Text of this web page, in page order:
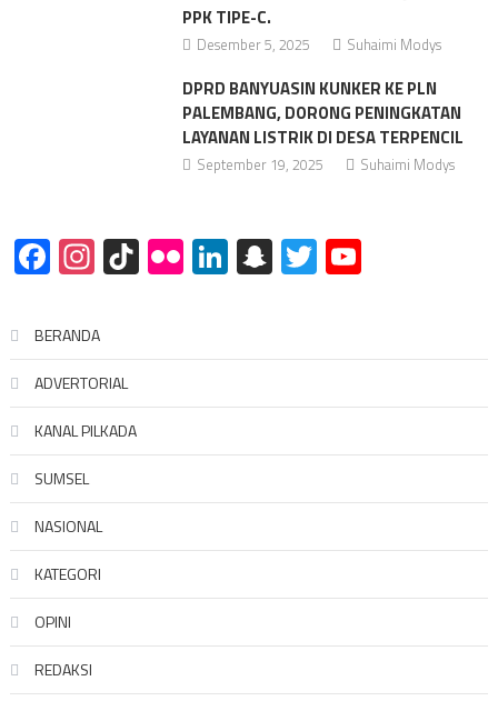
PPK TIPE-C.
Desember 5, 2025 Suhaimi Modys
DPRD BANYUASIN KUNKER KE PLN
PALEMBANG, DORONG PENINGKATAN
LAYANAN LISTRIK DI DESA TERPENCIL
September 19, 2025 Suhaimi Modys
Facebook
Instagram
TikTok
FlickrLinkedIn
Snapchat
TwitterYouTube
BERANDA
ADVERTORIAL
KANAL PILKADA
SUMSEL
NASIONAL
KATEGORI
OPINI
REDAKSI